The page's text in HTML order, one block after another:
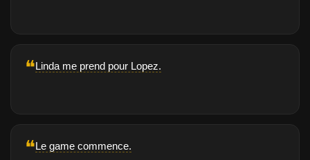
❝Linda me prend pour Lopez.
❝Le game commence.